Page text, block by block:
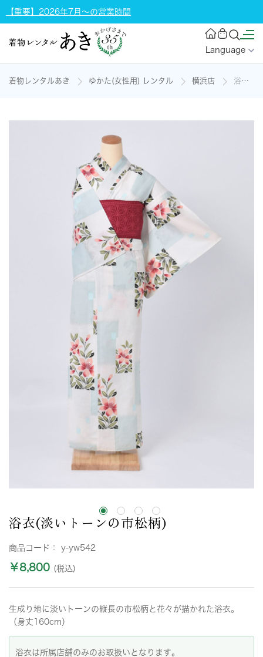
【重要】2026年7月～の営業時間
Language
着物レンタルあき ゆかた(女性用) レンタル 横浜店 浴衣(淡いトーンの市松柄)の着物レンタル
浴衣(淡いトーンの市松柄)
商品コード： y-yw542
￥8,800 (税込)
生成り地に淡いトーンの縦長の市松柄と花々が描かれた浴衣。
（身丈160cm）
浴衣は所属店舗のみのお取扱いとなります。